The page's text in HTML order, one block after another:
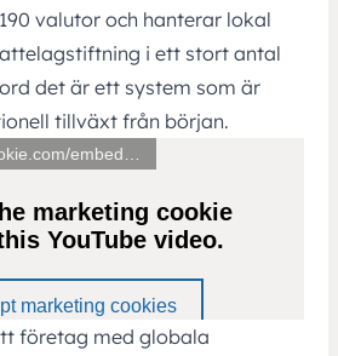
valutor och hanterar lokal
i ett stort antal
det är ett system som är
tillväxt från början.
företag med globala